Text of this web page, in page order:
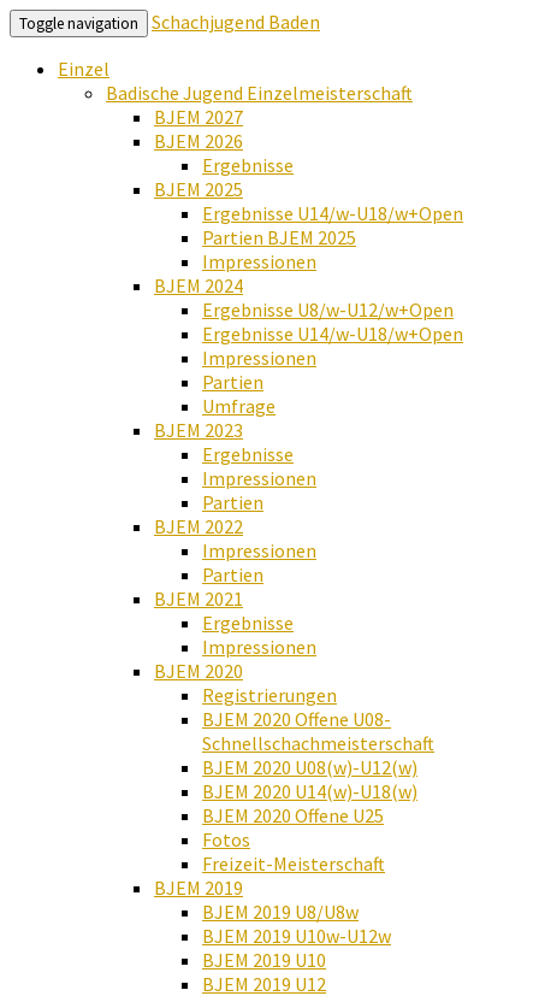
Toggle navigation
Schachjugend Baden
Einzel
Badische Jugend Einzelmeisterschaft
BJEM 2027
BJEM 2026
Ergebnisse
BJEM 2025
Ergebnisse U14/w-U18/w+Open
Partien BJEM 2025
Impressionen
BJEM 2024
Ergebnisse U8/w-U12/w+Open
Ergebnisse U14/w-U18/w+Open
Impressionen
Partien
Umfrage
BJEM 2023
Ergebnisse
Impressionen
Partien
BJEM 2022
Impressionen
Partien
BJEM 2021
Ergebnisse
Impressionen
BJEM 2020
Registrierungen
BJEM 2020 Offene U08-
Schnellschachmeisterschaft
BJEM 2020 U08(w)-U12(w)
BJEM 2020 U14(w)-U18(w)
BJEM 2020 Offene U25
Fotos
Freizeit-Meisterschaft
BJEM 2019
BJEM 2019 U8/U8w
BJEM 2019 U10w-U12w
BJEM 2019 U10
BJEM 2019 U12